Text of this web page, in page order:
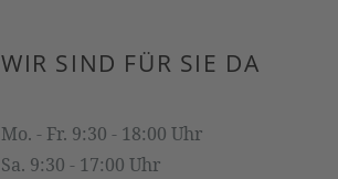
WIR SIND FÜR SIE DA
Mo. - Fr. 9:30 - 18:00 Uhr
Sa. 9:30 - 17:00 Uhr